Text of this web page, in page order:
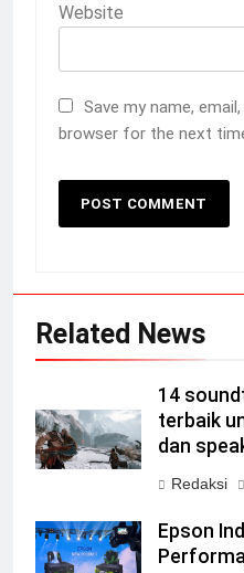
Website
Save my name,
browser for the next
Related News
14
terbaik
dan
Redaksi
Epson